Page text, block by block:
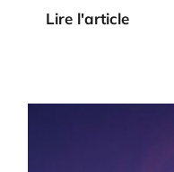
Lire l'article